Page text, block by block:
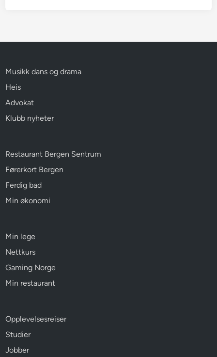
Musikk dans og drama
Heis
Advokat
Klubb nyheter
Restaurant Bergen Sentrum
Førerkort Bergen
Ferdig bad
Min økonomi
Min lege
Nettkurs
Gaming Norge
Min restaurant
Opplevelsesreiser
Studier
Jobber